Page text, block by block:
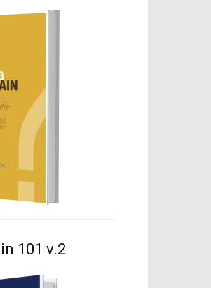
101 v.2